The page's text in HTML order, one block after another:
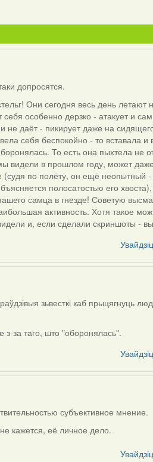
допросятся.
Они сегодня весь день
особенно дерзко - атакует и
даёт - пикирует даже на
себя беспокойно - то вставала
То есть она пыхтела
видели в прошлом году, может
по полёту, он ещё неопытный
полосатостью его
самца в гнезде! Советую
активность. Хотя такое
и, если сделали скриншоты -
зьвесткі каб прыцягнуць
з-за таго, што "оборонялась".
субъективное мнение.
кажется, её личное дело.